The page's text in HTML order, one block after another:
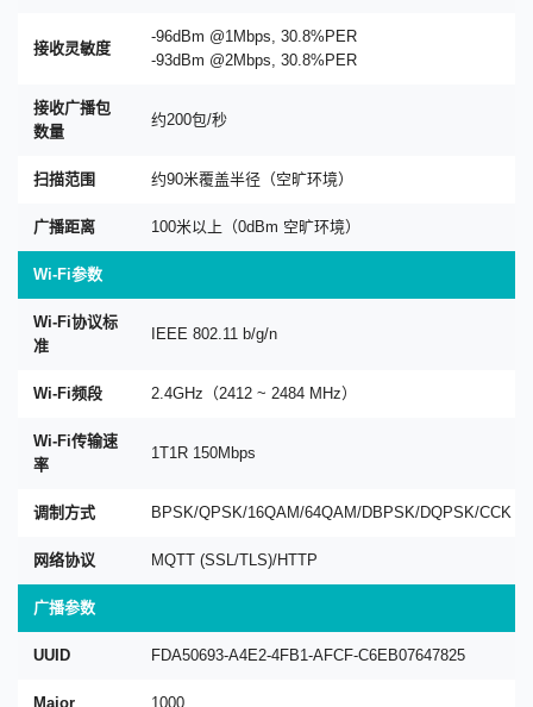
接收灵敏度
-96dBm @1Mbps, 30.8%PER
-93dBm @2Mbps, 30.8%PER
接收广播包
数量
约200包/秒
扫描范围 约90米覆盖半径（空旷环境）
广播距离 100米以上（0dBm 空旷环境）
Wi-Fi参数
Wi-Fi协议标
准
IEEE 802.11 b/g/n
Wi-Fi频段 2.4GHz（2412 ~ 2484 MHz）
Wi-Fi传输速
率
1T1R 150Mbps
调制方式 BPSK/QPSK/16QAM/64QAM/DBPSK/DQPSK/CCK
网络协议 MQTT (SSL/TLS)/HTTP
广播参数
UUID FDA50693-A4E2-4FB1-AFCF-C6EB07647825
Major 1000